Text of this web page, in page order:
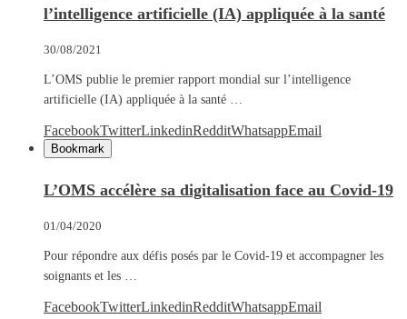
l’intelligence artificielle (IA) appliquée à la santé
30/08/2021
L’OMS publie le premier rapport mondial sur l’intelligence
artificielle (IA) appliquée à la santé …
FacebookTwitterLinkedinRedditWhatsappEmail
Bookmark
L’OMS accélère sa digitalisation face au Covid-19
01/04/2020
Pour répondre aux défis posés par le Covid-19 et accompagner les
soignants et les …
FacebookTwitterLinkedinRedditWhatsappEmail